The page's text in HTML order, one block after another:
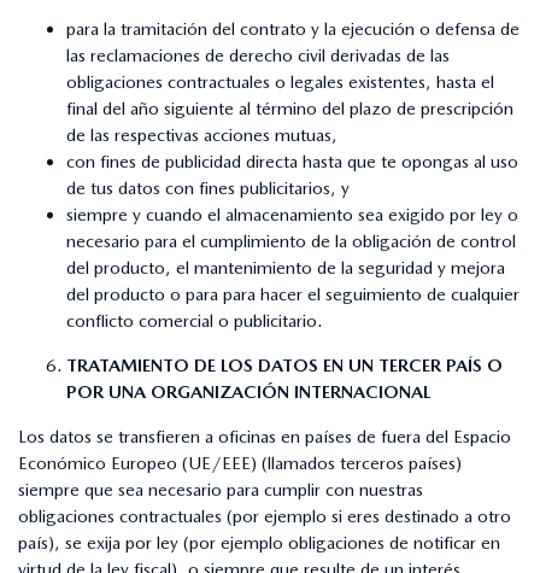
para la tramitación del contrato y la ejecución o defensa de
las reclamaciones de derecho civil derivadas de las
obligaciones contractuales o legales existentes, hasta el
final del año siguiente al término del plazo de prescripción
de las respectivas acciones mutuas,
con fines de publicidad directa hasta que te opongas al uso
de tus datos con fines publicitarios, y
siempre y cuando el almacenamiento sea exigido por ley o
necesario para el cumplimiento de la obligación de control
del producto, el mantenimiento de la seguridad y mejora
del producto o para para hacer el seguimiento de cualquier
conflicto comercial o publicitario.
TRATAMIENTO DE LOS DATOS EN UN TERCER PAÍS O
POR UNA ORGANIZACIÓN INTERNACIONAL
Los datos se transfieren a oficinas en países de fuera del Espacio
Económico Europeo (UE/EEE) (llamados terceros países)
siempre que sea necesario para cumplir con nuestras
obligaciones contractuales (por ejemplo si eres destinado a otro
país), se exija por ley (por ejemplo obligaciones de notificar en